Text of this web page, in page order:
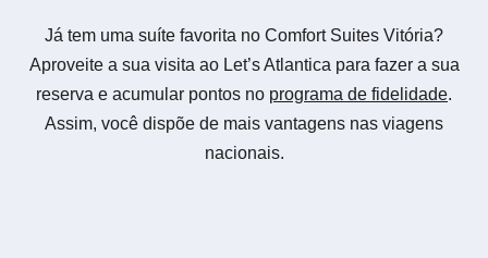
Já tem uma suíte favorita no Comfort Suites Vitória?
Aproveite a sua visita ao Let’s Atlantica para fazer a sua
reserva e acumular pontos no programa de fidelidade.
Assim, você dispõe de mais vantagens nas viagens
nacionais.